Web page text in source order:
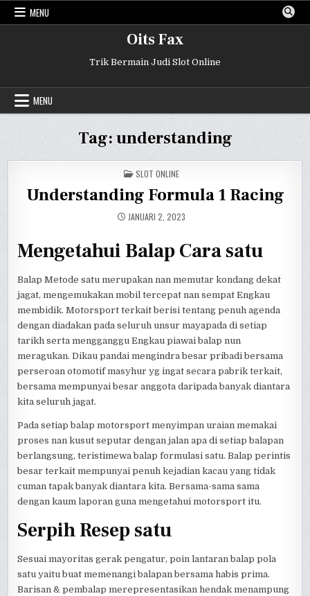
Skip
MENU
Oits Fax
Trik Bermain Judi Slot Online
MENU
Tag:understanding
POSTED
IN
SLOT ONLINE
Understanding Formula 1 Racing
JANUARI 2, 2023
Mengetahui Balap Cara satu
Balap Metode satu merupakan nan memutar kondang dekat
jagat, mengemukakan mobil tercepat nan sempat Engkau
membidik. Motorsport terkait berisi tentang penuh agenda
dengan diadakan pada seluruh unsur mayapada di setiap
tarikh serta mengganggu Engkau piawai balap nun
meragukan. Dikau pandai mengindra besar pribadi bersama
perseroan otomotif masyhur yg ingat secara pabrik terkait,
bersama mempunyai besar anggota daripada banyak diantara
kita seluruh jagat.
Pada setiap balap motorsport menyimpan uraian memakai
proses nan kusut seputar dengan jalan apa di setiap balapan
berlangsung, teristimewa balap formulasi satu. Balap perintis
besar terkait mempunyai penuh kejadian kacau yang tidak
cuman tapak banyak diantara kita. Bersama-sama sama
dengan kaum laporan guna mengetahui motorsport itu.
Serpih Resep satu
Sesuai mayoritas gerak pengatur, poin lantaran balap pola
satu yaitu buat memenangi balapan bersama habis prima.
Barisan & pembalap merepresentasikan hendak menampung